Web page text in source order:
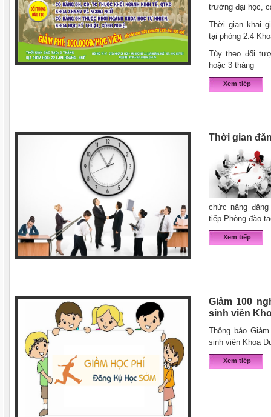
trường đại học,
Thời gian khai
tại phòng 2.4
Tùy theo đối
hoặc 3 tháng
Xem tiếp
Thời gian
chức năng
tiếp Phòng đào
Xem tiếp
Giảm 100
sinh viên
Thông báo
sinh viên Khoa
Xem tiếp